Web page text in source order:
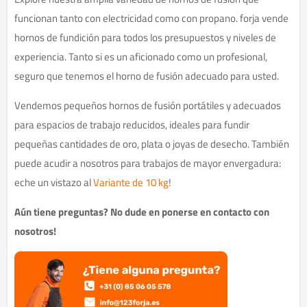
funcionan tanto con electricidad como con propano. forja vende
hornos de fundición para todos los presupuestos y niveles de
experiencia. Tanto si es un aficionado como un profesional,
seguro que tenemos el horno de fusión adecuado para usted.
Vendemos pequeños hornos de fusión portátiles y adecuados
para espacios de trabajo reducidos, ideales para fundir
pequeñas cantidades de oro, plata o joyas de desecho. También
puede acudir a nosotros para trabajos de mayor envergadura:
eche un vistazo alVariante de 10 kg!
Aún tiene preguntas? No dude en ponerse en contacto con
nosotros!